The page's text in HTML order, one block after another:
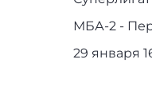
МБА-2 -
29 января